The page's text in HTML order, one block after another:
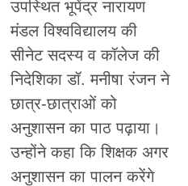
उपस्थित भूपेंद्र नारायण
मंडल विश्वविद्यालय की
सीनेट सदस्य व कॉलेज की
निदेशिका डॉ. मनीषा रंजन ने
छात्र-छात्राओं को
अनुशासन का पाठ पढ़ाया।
उन्होंने कहा कि शिक्षक अगर
अनुशासन का पालन करेंगे